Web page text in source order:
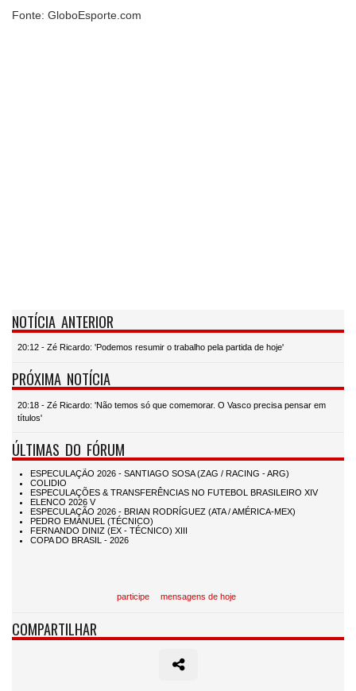
Fonte: GloboEsporte.com
NOTÍCIA ANTERIOR
20:12 - Zé Ricardo: 'Podemos resumir o trabalho pela partida de hoje'
PRÓXIMA NOTÍCIA
20:18 - Zé Ricardo: 'Não temos só que comemorar. O Vasco precisa pensar em
títulos'
ÚLTIMAS DO FÓRUM
participe mensagens de hoje
COMPARTILHAR